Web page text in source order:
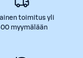
toimitus yli
myymälään